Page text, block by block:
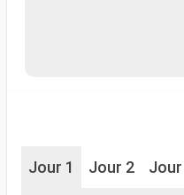
Jour 1 Jour 2 Jour